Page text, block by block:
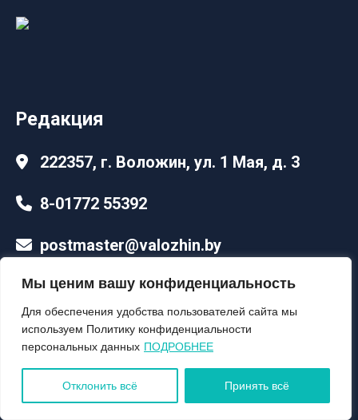
Мы ценим вашу конфиденциальность
Для обеспечения удобства пользователей сайта мы
используем Политику конфиденциальности
персональных данных ПОДРОБНЕЕ
Отклонить всё Принять всё
Редакция
222357, г. Воложин, ул. 1 Мая, д. 3
8-01772 55392
postmaster@valozhin.by
Разработка макета